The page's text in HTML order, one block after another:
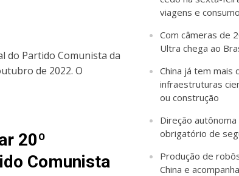
do Partido Comunista da
de 2022. O
20º
Comunista
viagens e consumo
Com câmeras de
Ultra chega ao
China já tem mais
infraestruturas
ou construção
Direção
obrigatório de
Produção de
China e